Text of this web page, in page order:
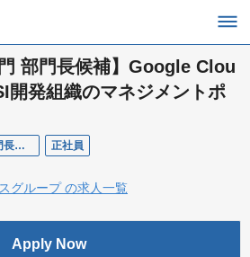
部門長候補】Google Clou
開発組織のマネジメントポ
【G-gen_CD部】SI部門 部門長候補 正社員
グループ の求人一覧
Apply Now